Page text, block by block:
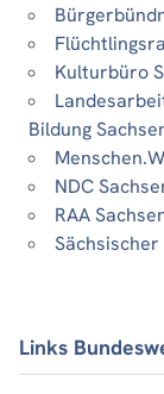
Kulturbüro
Bildung
NDC
RAA
Links